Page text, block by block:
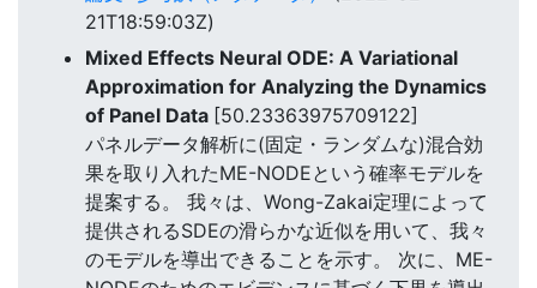
21T18:59:03Z)
Mixed Effects Neural ODE: A Variational
Approximation for Analyzing the Dynamics
of Panel Data [50.23363975709122]
パネルデータ解析に(固定・ランダムな)混合効
果を取り入れたME-NODEという確率モデルを
提案する。 我々は、Wong-Zakai定理によって
提供されるSDEの滑らかな近似を用いて、我々
のモデルを導出できることを示す。 次に、ME-